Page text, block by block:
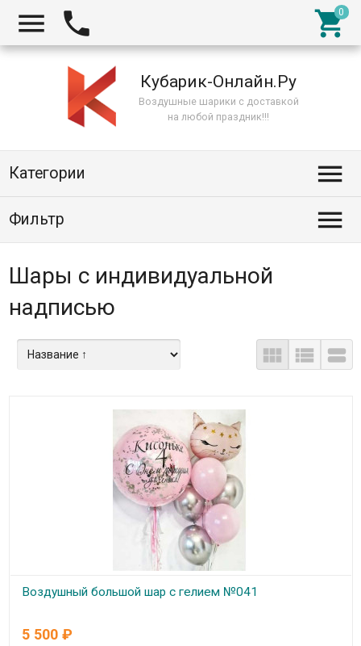
  
Кубарик-Онлайн.Ру
Воздушные шарики с доставкой
на любой праздник!!!
Категории 
Фильтр 
Шары с индивидуальной
надписью
  
Воздушный большой шар с гелием №041
5 500 ₽